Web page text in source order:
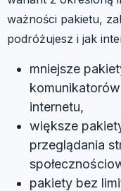
ważności pakietu,
podróżujesz i jak
mniejsze
internetu,
większe
przeglądania
pakiety bez